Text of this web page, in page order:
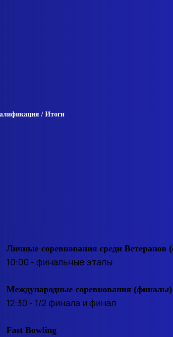
/ Итоги
Личные соревнования среди Ветеранов
10:00 - финальные этапы
Международные соревнования (финалы)
12:30 - 1/2 финала и финал
Fast Bowling